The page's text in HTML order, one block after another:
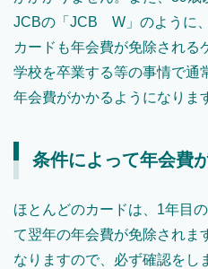
JCBの「JCB W」のように
カードも年会費が免除される
学校を卒業する等の事情で通
年会費がかかるようになりま
条件によって年会費
ほとんどのカードは、1年目
て翌年の年会費が免除されま
なりますので、必ず確認をし